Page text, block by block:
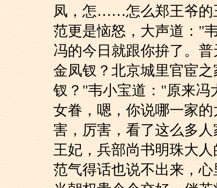
凤，怎……怎么郑王爷的
范更是恼怒，大声道："
冯的今日就跟你拚了。
金凤钗？北京城里官宦
钗？"韦小宝道："原来冯
女眷，嗯，你说哪一家
害，厉害，看了这么多
王妃，兵部尚书明珠大
范气得话也说不出来，